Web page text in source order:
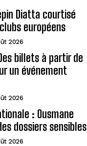
Diatta courtisé
européens
2026
billets à partir de
un événement
2026
: Ousmane
dossiers sensibles
2026